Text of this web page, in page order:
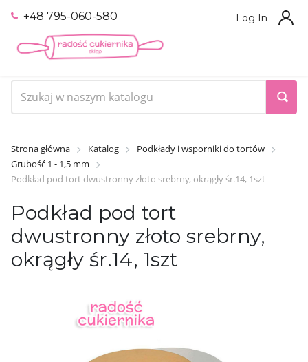
+48 795-060-580 Log In
Strona główna Katalog
Podkłady i wsporniki do tortów
Grubość 1 - 1,5 mm
Podkład pod tort dwustronny złoto srebrny, okrągły śr.14, 1szt
Podkład pod tort
dwustronny złoto srebrny,
okrągły śr.14, 1szt